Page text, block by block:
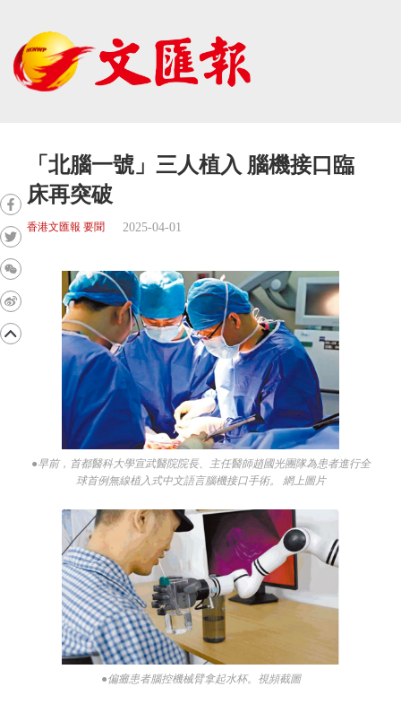
「北腦一號」三人植入 腦機接口臨
床再突破
香港文匯報 要聞 2025-04-01
●早前，首都醫科大學宣武醫院院長、主任醫師趙國光團隊為患者進行全
球首例無線植入式中文語言腦機接口手術。 網上圖片
●偏癱患者腦控機械臂拿起水杯。視頻截圖